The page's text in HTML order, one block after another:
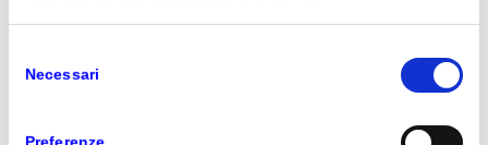
delNecessari
ChatGPT, Bing, Dynamics 365 Copilot e